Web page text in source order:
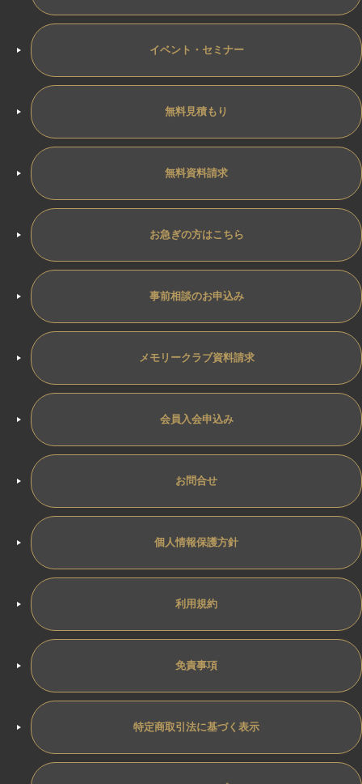
イベント・セミナー
無料見積もり
無料資料請求
お急ぎの方はこちら
事前相談のお申込み
メモリークラブ資料請求
会員入会申込み
お問合せ
個人情報保護方針
利用規約
免責事項
特定商取引法に基づく表示